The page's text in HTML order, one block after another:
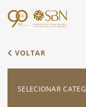
VOLTAR
SELECIONAR